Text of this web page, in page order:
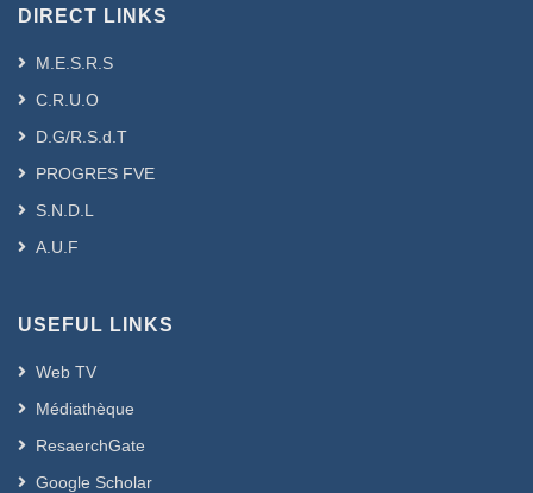
DIRECT LINKS
M.E.S.R.S
C.R.U.O
D.G/R.S.d.T
PROGRES FVE
S.N.D.L
A.U.F
USEFUL LINKS
Web TV
Médiathèque
ResaerchGate
Google Scholar